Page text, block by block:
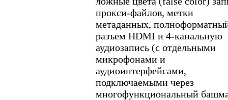
прокси-файлов, метки
метаданных,
разъем HDMI и 4-канальную
аудиозапись (с отдельными
микрофонами и
аудиоинтерфейсами,
подключаемыми через
многофункциональный